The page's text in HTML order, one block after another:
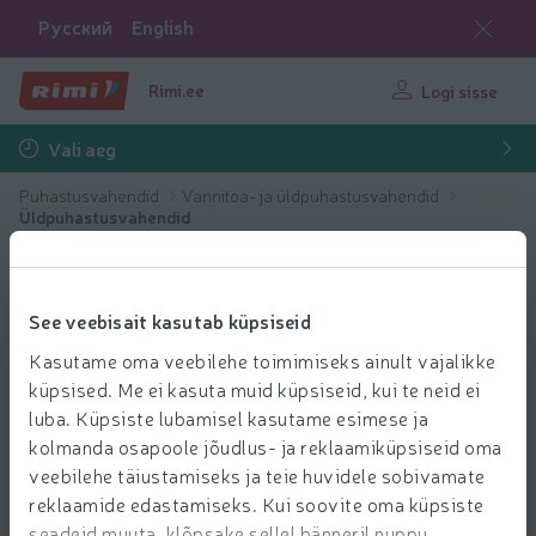
See veebisait kasutab küpsiseid
Kasutame oma veebilehe toimimiseks ainult vajalikke
küpsised. Me ei kasuta muid küpsiseid, kui te neid ei
luba. Küpsiste lubamisel kasutame esimese ja
kolmanda osapoole jõudlus- ja reklaamiküpsiseid oma
veebilehe täiustamiseks ja teie huvidele sobivamate
reklaamide edastamiseks. Kui soovite oma küpsiste
Русский English
Rimi.ee Logi sisse
Vali aeg
Puhastusvahendid
Vannitoa- ja üldpuhastusvahendid
Üldpuhastusvahendid